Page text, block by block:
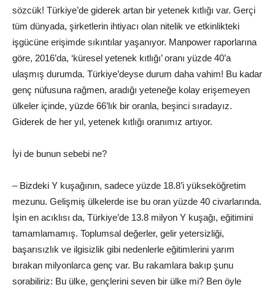
sözcük! Türkiye’de giderek artan bir yetenek kıtlığı var. Gerçi
tüm dünyada, şirketlerin ihtiyacı olan nitelik ve etkinlikteki
işgücüne erişimde sıkıntılar yaşanıyor. Manpower raporlarına
göre, 2016’da, ‘küresel yetenek kıtlığı’ oranı yüzde 40’a
ulaşmış durumda. Türkiye’deyse durum daha vahim! Bu kadar
genç nüfusuna rağmen, aradığı yeteneğe kolay erişemeyen
ülkeler içinde, yüzde 66’lık bir oranla, beşinci sıradayız.
Giderek de her yıl, yetenek kıtlığı oranımız artıyor.
İyi de bunun sebebi ne?
– Bizdeki Y kuşağının, sadece yüzde 18.8’i yükseköğretim
mezunu. Gelişmiş ülkelerde ise bu oran yüzde 40 civarlarında.
İşin en acıklısı da, Türkiye’de 13.8 milyon Y kuşağı, eğitimini
tamamlamamış. Toplumsal değerler, gelir yetersizliği,
başarısızlık ve ilgisizlik gibi nedenlerle eğitimlerini yarım
bırakan milyonlarca genç var. Bu rakamlara bakıp şunu
sorabiliriz: Bu ülke, gençlerini seven bir ülke mi? Ben öyle